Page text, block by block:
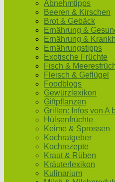
Abnehmtipps
Beeren & Kirschen
Brot & Gebäck
Ernährung &
Ernährung &
Ernährungstipps
Exotische Früchte
Fisch &
Fleisch & Geflügel
Foodblogs
Gewürzlexikon
Giftpflanzen
Grillen: Infos von A
Hülsenfrüchte
Keime & Sprossen
Kochratgeber
Kochrezepte
Kraut & Rüben
Kräuterlexikon
Kulinarium